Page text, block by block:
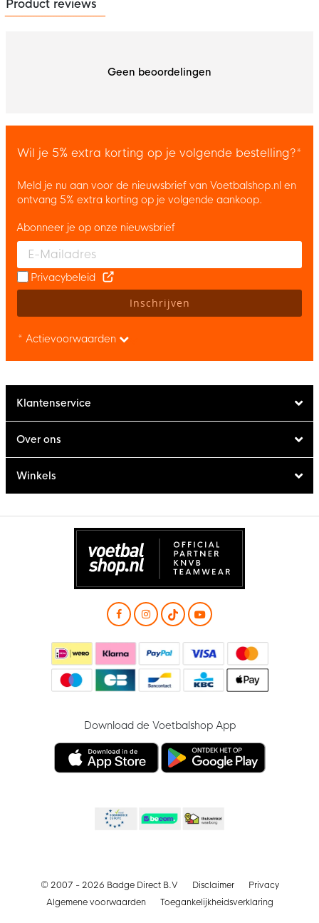
Product reviews
Geen beoordelingen
Wil je 5% extra korting op je volgende bestelling?*
Meld je nu aan voor de nieuwsbrief van Voetbalshop.nl en
ontvang 5% extra korting op je volgende aankoop.
Enter your email and accept the privacy policy to subscribe to
Abonneer je op onze nieuwsbrief
Privacybeleid
Inschrijven
* Actievoorwaarden
Klantenservice
Over ons
Winkels
Download de Voetbalshop App
© 2007 - 2026 Badge Direct B.V Disclaimer
Privacy
Algemene voorwaarden
Toegankelijkheidsverklaring